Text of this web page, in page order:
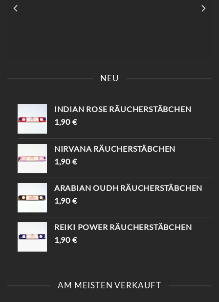
UF DICH (MIT „
INSTAGRAM“) 😉
#VINTAGESHOPVIENNA #
VINTAGEWIEN #
VINTAGESTOREVIENNA #
INTISHOPVIENNA #
ETHNOSTYLE
UND BEKOMMST -10%😍
📍KAISERSTRASSE 8, 1070 W
NEU
INDIAN ROSE RÄUCHERSTÄBCHEN
1,90 €
NIRVANA RÄUCHERSTÄBCHEN
1,90 €
ARABIAN OUDH RÄUCHERSTÄBCHEN
1,90 €
REIKI POWER RÄUCHERSTÄBCHEN
1,90 €
AM MEISTEN VERKAUFT